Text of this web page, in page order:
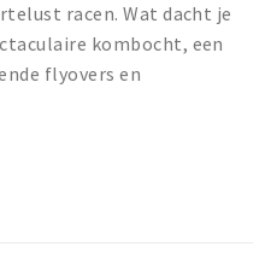
racen. Wat dacht je
kombocht, een
flyovers en